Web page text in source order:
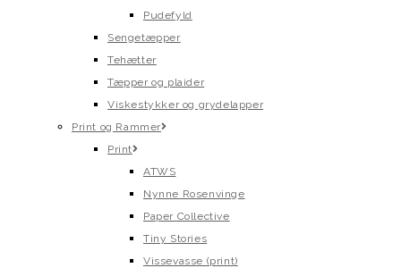
Pudefyld
Sengetæpper
Tehætter
Tæpper og plaider
Viskestykker og grydelapper
Print og Rammer
Print
ATWS
Nynne Rosenvinge
Paper Collective
Tiny Stories
Vissevasse (print)